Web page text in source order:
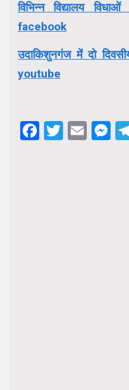
विभिन्न विद्यालय
facebook
उदाकिशुनगंज में दो
youtube
Facebook
Twitter